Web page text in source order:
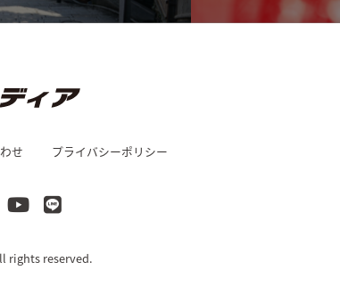
せ プライバシーポリシー
rights reserved.